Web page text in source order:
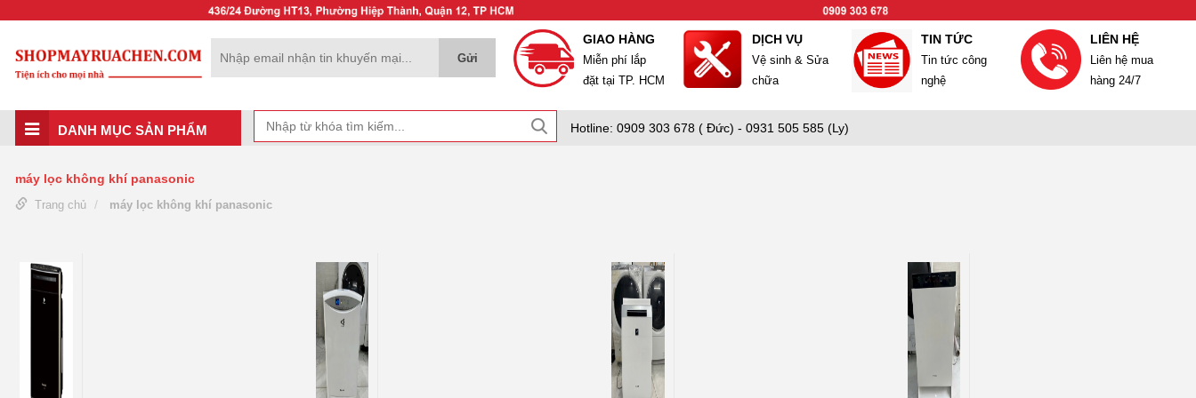
GIAO HÀNG
Miễn phí lắp
đặt tại TP. HCM
DỊCH VỤ
Vệ sinh & Sửa
chữa
TIN TỨC
Tin tức công
nghệ
LIÊN HỆ
Liên hệ mua
hàng 24/7
DANH MỤC SẢN PHẨM Hotline: 0909 303 678 ( Đức) - 0931 505 585 (Ly)
máy lọc không khí panasonic
Trang chủ máy lọc không khí panasonic